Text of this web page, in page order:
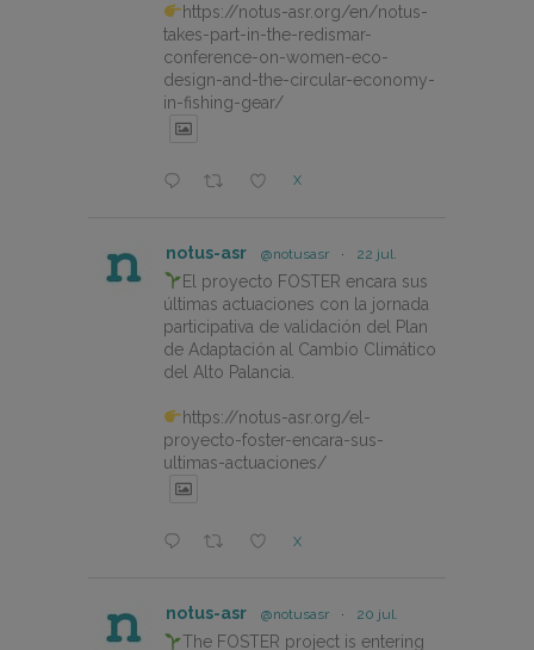
https://notus-asr.org/en/notus-
takes-part-in-the-redismar-
conference-on-women-eco-
design-and-the-circular-economy-
in-fishing-gear/
X
notus-asr @notusasr · 22 jul.
El proyecto FOSTER encara sus
últimas actuaciones con la jornada
participativa de validación del Plan
de Adaptación al Cambio Climático
del Alto Palancia.
https://notus-asr.org/el-
proyecto-foster-encara-sus-
ultimas-actuaciones/
X
notus-asr @notusasr · 20 jul.
The FOSTER project is entering